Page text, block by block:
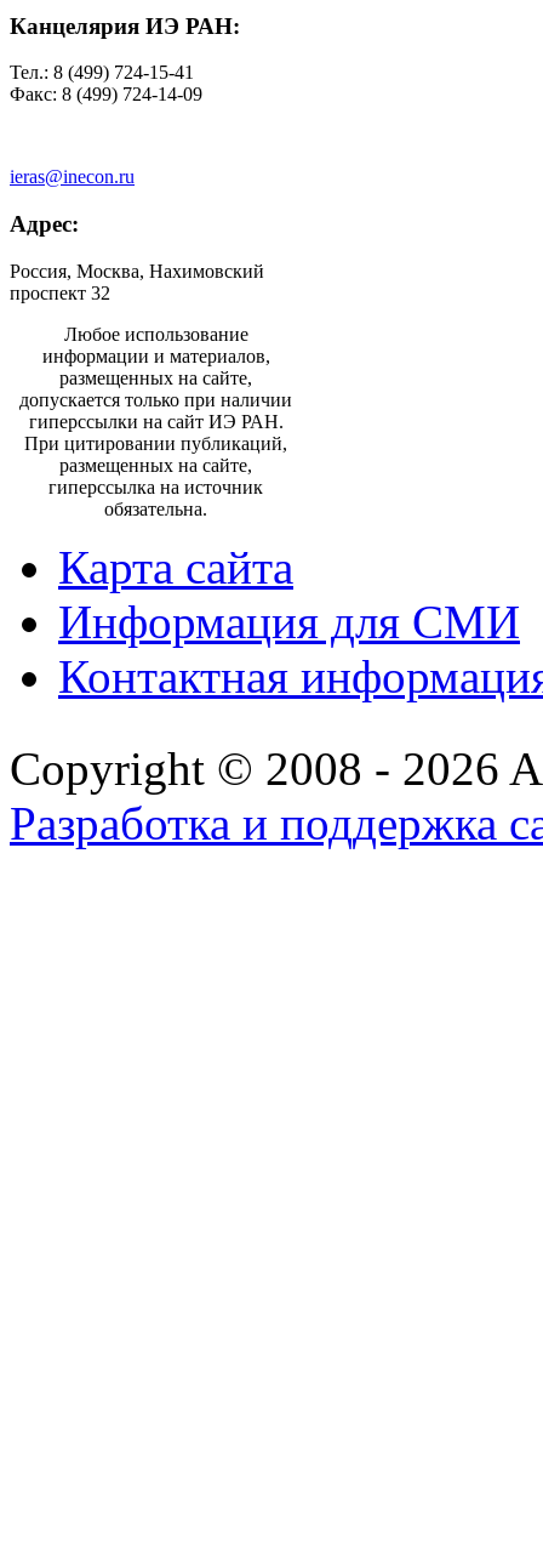
Канцелярия ИЭ РАН:
Тел.: 8 (499) 724-15-41
Факс: 8 (499) 724-14-09
ieras@inecon.ru
Адрес:
Россия, Москва, Нахимовский
проспект 32
Любое использование
информации и материалов,
размещенных на сайте,
допускается только при наличии
гиперссылки на сайт ИЭ РАН.
При цитировании публикаций,
размещенных на сайте,
гиперссылка на источник
обязательна.
Карта сайта
Информация для СМИ
Контактная
Copyright © 2008 - 2026
Разработка и поддержка